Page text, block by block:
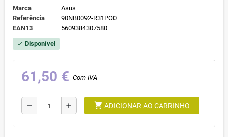
Marca
Asus
Referência
90NB0092-R31PO0
EAN13
5609384307580
check Disponível
61,50 € Com IVA
remove add shopping_cart ADICIONAR AO CARRINHO